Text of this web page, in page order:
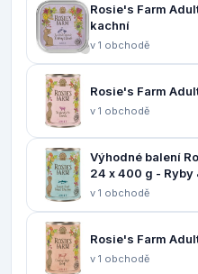
Rosie's Farm
kachní
v 1 obchodě
v 1 obchodě
Výhodné balení
24 x 400 g -
v 1 obchodě
v 1 obchodě